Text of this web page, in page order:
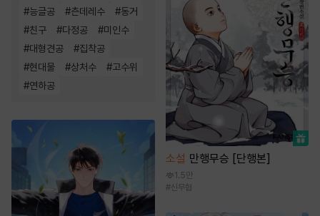
#능글공 #츤데레수 #동거
#친구 #다정공 #미인수
#대형견공 #집착공
#현대물 #상처수 #고수위
#연하공
소설 만행무승 [단행본]
1.5만
#신무협